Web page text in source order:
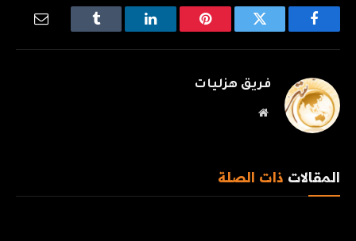
فيسبوك تويتر بينتيريستلينكدإن Tumblr
فريق هزليات
موقع
المقالات ذات الصلة